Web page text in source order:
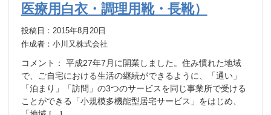
医療用白衣・調理用靴・長靴）
投稿日：2015年8月20日
作成者：小川又株式会社
コメント： 平成27年7月に開業しました。住み慣れた地域
で、ご自宅における生活の継続ができるように、「通い」
「泊まり」「訪問」の3つのサービスを同じ事業所で受ける
ことができる「小規模多機能型居宅サービス」をはじめ、